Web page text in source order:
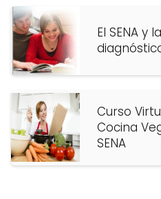
El SENA y
Curso
Cocina
SENA